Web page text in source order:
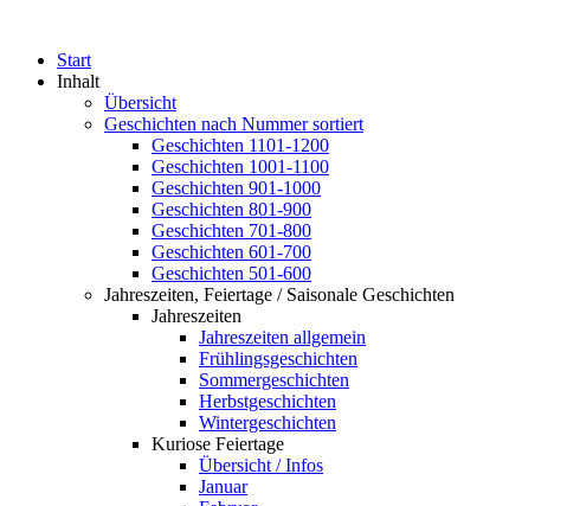
Start
Inhalt
Übersicht
Geschichten nach Nummer sortiert
Geschichten 1101-1200
Geschichten 1001-1100
Geschichten 901-1000
Geschichten 801-900
Geschichten 701-800
Geschichten 601-700
Geschichten 501-600
Jahreszeiten, Feiertage / Saisonale Geschichten
Jahreszeiten
Jahreszeiten allgemein
Frühlingsgeschichten
Sommergeschichten
Herbstgeschichten
Wintergeschichten
Kuriose Feiertage
Übersicht / Infos
Januar